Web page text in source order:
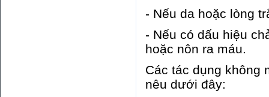
- Nếu da hoặc lòng
- Nếu có dấu hiệu
hoặc nôn ra máu.
Các tác dụng không
nêu dưới đây: